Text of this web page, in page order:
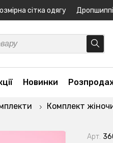
сітка одягу
Новинки
Комплект
Арт.